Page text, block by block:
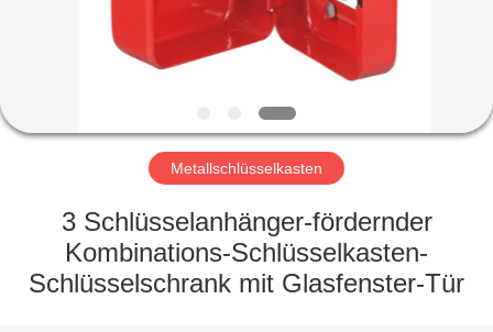
FABRIK-
AUSFLUG
QUALITÄTSKONTROLLE
Metallschlüsselkasten
3 Schlüsselanhänger-fördernder
Kombinations-Schlüsselkasten-
Schlüsselschrank mit Glasfenster-Tür